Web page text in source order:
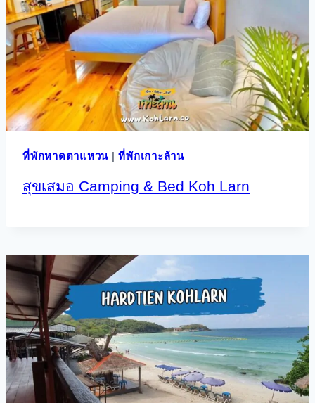
ที่พักหาดตาแหวน |ที่พักเกาะล้าน
สุขเสมอ Camping & Bed Koh Larn